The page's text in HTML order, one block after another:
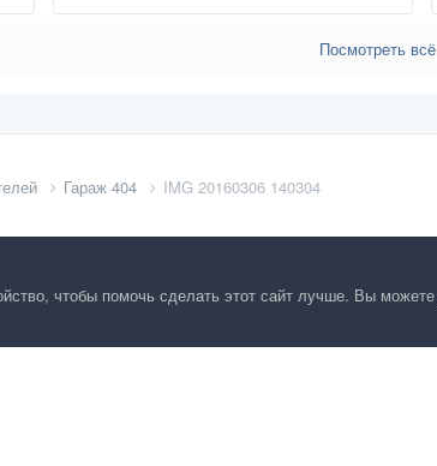
Посмотреть всё
Гараж 404 IMG 20160306 140304
Конфиденциальность Обратная связь Cookies
чтобы помочь сделать этот сайт лучше. Вы можете